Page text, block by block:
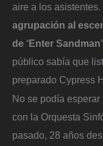
aire a los asistentes.
agrupación al
de ‘Enter
público sabía que
preparado Cypress
No se podía
con la Orquesta
pasado, 28 años